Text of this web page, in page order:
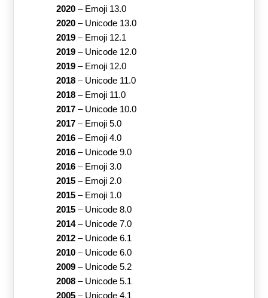
2020– Emoji 13.0
2020– Unicode 13.0
2019– Emoji 12.1
2019– Unicode 12.0
2019– Emoji 12.0
2018– Unicode 11.0
2018– Emoji 11.0
2017– Unicode 10.0
2017– Emoji 5.0
2016– Emoji 4.0
2016– Unicode 9.0
2016– Emoji 3.0
2015– Emoji 2.0
2015– Emoji 1.0
2015– Unicode 8.0
2014– Unicode 7.0
2012– Unicode 6.1
2010– Unicode 6.0
2009– Unicode 5.2
2008– Unicode 5.1
2005– Unicode 4.1